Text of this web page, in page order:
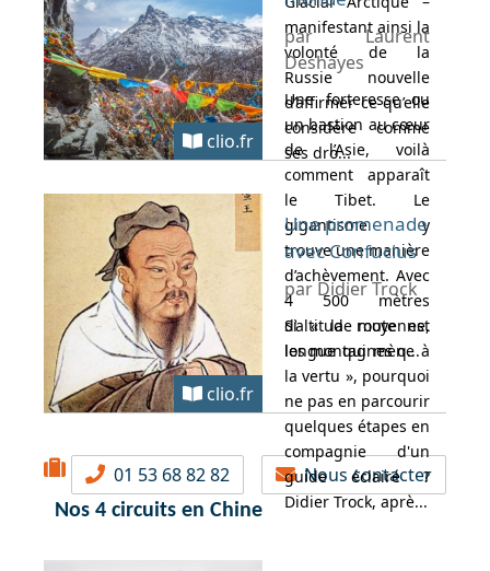
manifestant ainsi la
volonté de la
Russie nouvelle
d’affirmer ce qu’elle
considère comme
ses dro...
clio.fr
par Laurent
Deshayes
Une forteresse ou
un bastion au cœur
de l’Asie, voilà
comment apparaît
le Tibet. Le
gigantisme y
trouve une manière
d’achèvement. Avec
4 500 mètres
d’altitude moyenne,
les montagnes q...
clio.fr
Une promenade
avec Confucius
par Didier Trock
Si « la route est
longue qui mène à
la vertu », pourquoi
ne pas en parcourir
quelques étapes en
compagnie d'un
guide éclairé ?
Didier Trock, aprè...
01 53 68 82 82 Nous contacter
Nos 4 circuits en Chine